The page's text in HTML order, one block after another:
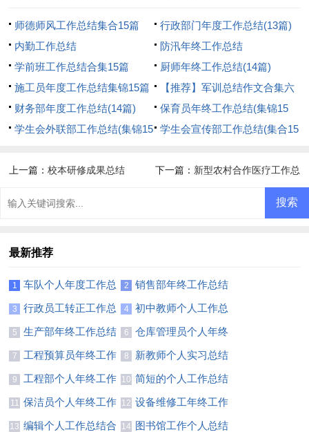
师德师风工作总结集合15篇
行政部门年度工作总结(13篇)
内勤工作总结
防汛年终工作总结
学前班工作总结合集15篇
厨师年终工作总结(14篇)
施工员年度工作总结集锦15篇
【推荐】军训总结作文合集六
篇
财务部年度工作总结(14篇)
保育员年终工作总结(集锦15
篇)
学生会外联部工作总结(集锦15 学生会宣传部工作总结(集合15
上一篇：校本研修成果总结 下一篇： 新型农村合作医疗工作总
最新推荐
1
车队个人年度工作总
结6篇
2
销售部年终工作总结
【精】
3
行政员工转正工作总
结
4
初中教师个人工作总
结(合集15篇)
5
生产部年终工作总结
(15篇)
6
仓库管理员个人年终
工作总结11篇
7
工程预算员年终工作
总结
8
新教师个人实习总结
12篇
9
工程部个人年终工作
总结(通用15篇)
10 简短的个人工作总结
【荐】
11
保洁员个人年终工作
总结11篇
12 设备维修工年终工作
总结8篇
13 编辑个人工作总结合
14 图书馆工作个人总结